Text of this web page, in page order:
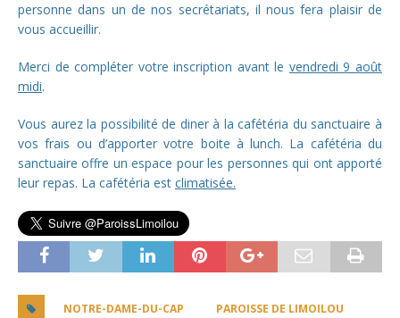
personne dans un de nos secrétariats, il nous fera plaisir de
vous accueillir.
Merci de compléter votre inscription avant le vendredi 9 août
midi.
Vous aurez la possibilité de diner à la cafétéria du sanctuaire à
vos frais ou d’apporter votre boite à lunch. La cafétéria du
sanctuaire offre un espace pour les personnes qui ont apporté
leur repas. La cafétéria est climatisée.
NOTRE-DAME-DU-CAP PAROISSE DE LIMOILOU